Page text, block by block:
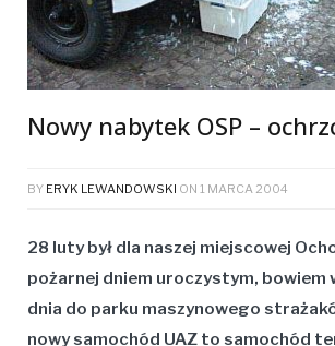
Nowy nabytek OSP –
BY ERYK LEWANDOWSKI ON 1 MARCA 2004
28 luty był dla naszej miejscowej
pożarnej dniem uroczystym, bowiem
dnia do parku maszynowego
nowy samochód UAZ to samochód